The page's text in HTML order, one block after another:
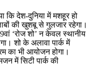
देश-दुनिया में मशहूर हो
की खुशबू से गुलजार रहेगा।
‘रोज शो’ न केवल स्थानीय
शो के अलावा पार्क में
का भी आयोजन होगा।
में सिटी पार्क की